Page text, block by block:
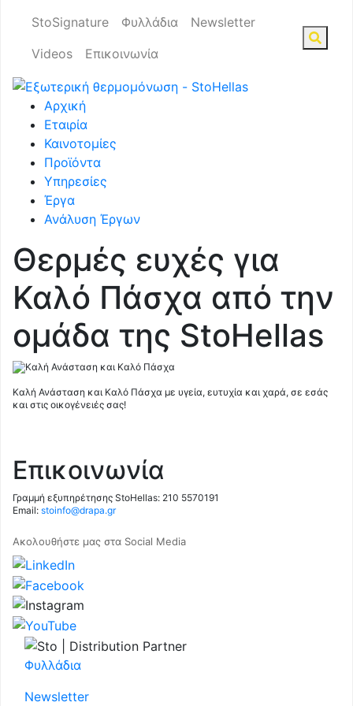
StoSignature Φυλλάδια
Newsletter
Videos
Επικοινωνία
Αρχική
Εταιρία
Καινοτομίες
Προϊόντα
Υπηρεσίες
Έργα
Ανάλυση Έργων
Θερμές ευχές για
Καλό Πάσχα από την
ομάδα της StoHellas
Καλή Ανάσταση και Καλό Πάσχα με υγεία, ευτυχία και χαρά, σε εσάς
και στις οικογένειές σας!
Επικοινωνία
Γραμμή εξυπηρέτησης StoHellas: 210 5570191
Email: stoinfo@drapa.gr
Ακολουθήστε μας στα Social Media
Φυλλάδια
Newsletter